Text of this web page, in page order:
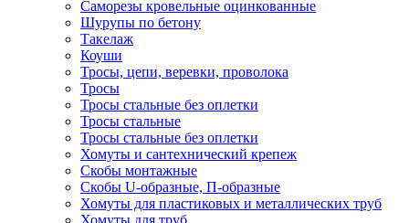
Саморезы кровельные оцинкованные
Шурупы по бетону
Такелаж
Коуши
Тросы, цепи, веревки, проволока
Тросы
Тросы стальные без оплетки
Тросы стальные
Тросы стальные без оплетки
Хомуты и сантехнический крепеж
Скобы монтажные
Скобы U-образные, П-образные
Хомуты для пластиковых и металлических труб
Хомуты для труб